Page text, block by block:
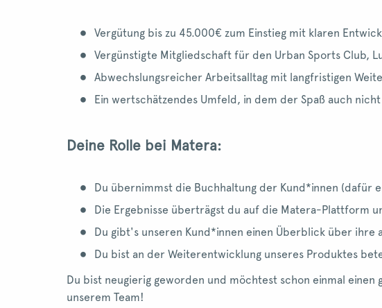
Vergütung bis zu 45.000€ zum Einstieg mit klaren
Vergünstigte Mitgliedschaft für den Urban Sports Club,
Abwechslungsreicher Arbeitsalltag mit langfristigen
Ein wertschätzendes Umfeld, in dem der Spaß auch
Deine Rolle bei Matera:
Du übernimmst die Buchhaltung der Kund*innen (dafür
Die Ergebnisse überträgst du auf die Matera-Plattform
Du gibt's unseren Kund*innen einen Überblick über ihre
Du bist an der Weiterentwicklung unseres Produktes
Du bist neugierig geworden und möchtest schon einmal
unserem Team!